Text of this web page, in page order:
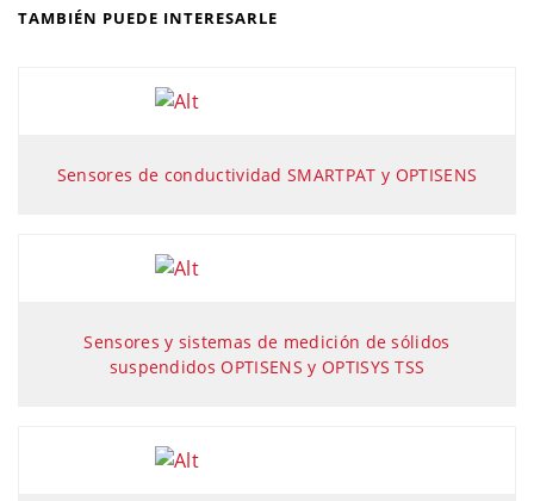
TAMBIÉN PUEDE INTERESARLE
Sensores de conductividad SMARTPAT y OPTISENS
Sensores y sistemas de medición de sólidos
suspendidos OPTISENS y OPTISYS TSS